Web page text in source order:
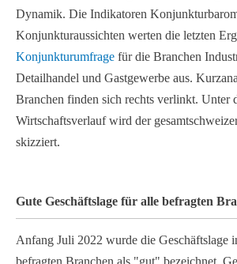
Dynamik. Die Indikatoren
Konjunkturaussichten werten die letzten
Konjunkturumfrage für die Branchen
Detailhandel und Gastgewerbe aus.
Branchen finden sich rechts verlinkt. Unter
Wirtschaftsverlauf wird der
skizziert.
Gute Geschäftslage für alle befragten
Anfang Juli 2022 wurde die Geschäftslage